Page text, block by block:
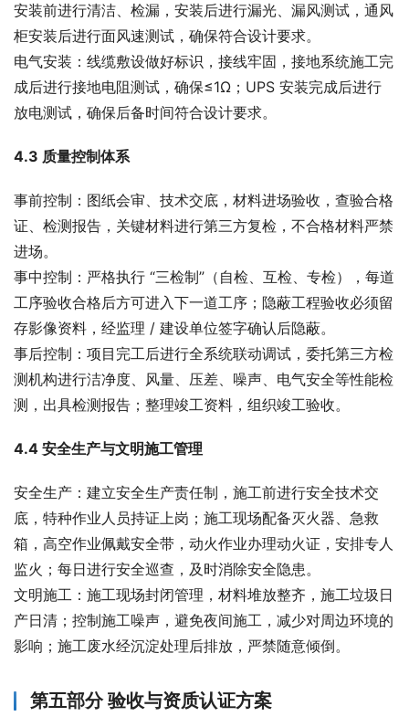
安装前进行清洁、检漏，安装后进行漏光、漏风测试，通风
柜安装后进行面风速测试，确保符合设计要求。
电气安装：线缆敷设做好标识，接线牢固，接地系统施工完
成后进行接地电阻测试，确保≤1Ω；UPS 安装完成后进行
放电测试，确保后备时间符合设计要求。
4.3 质量控制体系
事前控制：图纸会审、技术交底，材料进场验收，查验合格
证、检测报告，关键材料进行第三方复检，不合格材料严禁
进场。
事中控制：严格执行 “三检制”（自检、互检、专检），每道
工序验收合格后方可进入下一道工序；隐蔽工程验收必须留
存影像资料，经监理 / 建设单位签字确认后隐蔽。
事后控制：项目完工后进行全系统联动调试，委托第三方检
测机构进行洁净度、风量、压差、噪声、电气安全等性能检
测，出具检测报告；整理竣工资料，组织竣工验收。
4.4 安全生产与文明施工管理
安全生产：建立安全生产责任制，施工前进行安全技术交
底，特种作业人员持证上岗；施工现场配备灭火器、急救
箱，高空作业佩戴安全带，动火作业办理动火证，安排专人
监火；每日进行安全巡查，及时消除安全隐患。
文明施工：施工现场封闭管理，材料堆放整齐，施工垃圾日
产日清；控制施工噪声，避免夜间施工，减少对周边环境的
影响；施工废水经沉淀处理后排放，严禁随意倾倒。
第五部分 验收与资质认证方案